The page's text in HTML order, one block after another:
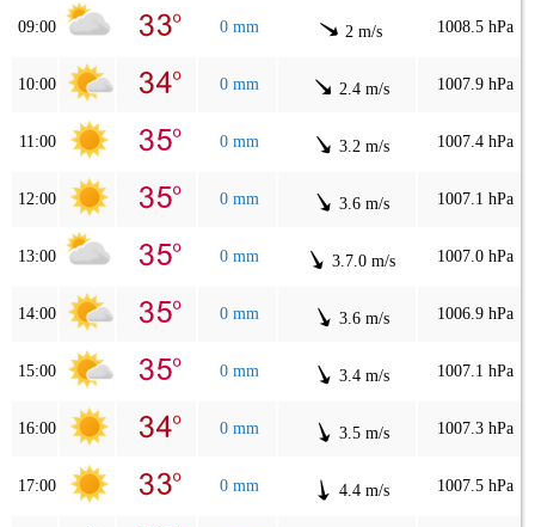
09:00 0 mm 2 m/s 1008.5 hPa
10:00 0 mm 2.4 m/s 1007.9 hPa
11:00 0 mm 3.2 m/s 1007.4 hPa
12:00 0 mm 3.6 m/s 1007.1 hPa
13:00 0 mm 3.7.0 m/s 1007.0 hPa
14:00 0 mm 3.6 m/s 1006.9 hPa
15:00 0 mm 3.4 m/s 1007.1 hPa
16:00 0 mm 3.5 m/s 1007.3 hPa
17:00 0 mm 4.4 m/s 1007.5 hPa